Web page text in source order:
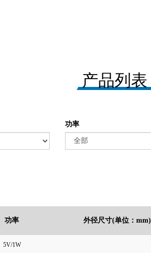
产品列表
功率
功率 外径尺寸(单位：mm)
5V/1W